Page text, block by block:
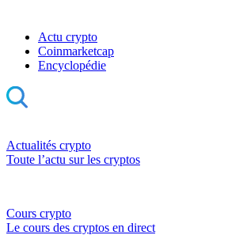
Actu crypto
Coinmarketcap
Encyclopédie
Actualités crypto
Toute l’actu sur les cryptos
Cours crypto
Le cours des cryptos en direct